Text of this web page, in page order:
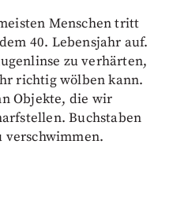
Menschen tritt
40. Lebensjahr auf.
zu verhärten,
richtig wölben kann.
Objekte, die wir
Buchstaben
verschwimmen.